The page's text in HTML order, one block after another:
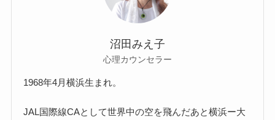
沼田みえ子
心理カウンセラー
1968年4月横浜生まれ。
JAL国際線CAとして世界中の空を飛んだあと横浜ー大